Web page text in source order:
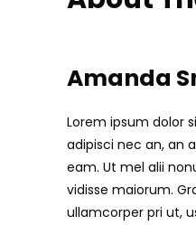
Amanda
Lorem ipsum dolor
adipisci nec an, an
eam. Ut mel alii
vidisse maiorum.
ullamcorper pri ut,